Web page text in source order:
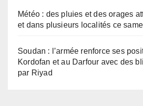
Météo : des pluies et des orages
et dans plusieurs localités ce
Soudan : l’armée renforce ses
Kordofan et au Darfour avec des
par Riyad